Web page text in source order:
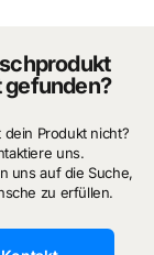
das Fahrer und
Rennszenen
und
gefunden?
dein Produkt nicht?
uns.
uns auf die Suche,
zu erfüllen.